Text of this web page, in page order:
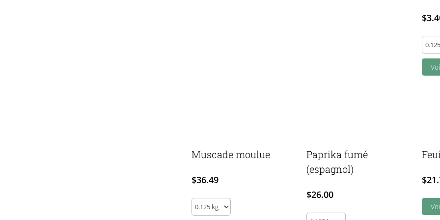
$
Gros
sel
Muscade moulue
$36.49
Muscade
moulue
Paprika fumé
(espagnol)
$26.00
$